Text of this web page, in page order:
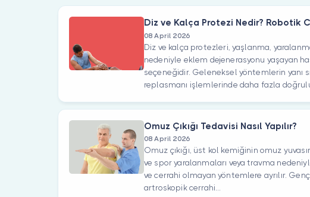
Diz ve Kalça Protezi Nedir? Robotik
08 April 2026
Diz ve kalça protezleri, yaşlanma,
nedeniyle eklem dejenerasyonu yaşayan
seçeneğidir. Geleneksel yöntemlerin yanı
replasmanı işlemlerinde daha fazla
Omuz Çıkığı Tedavisi Nasıl Yapılır?
08 April 2026
Omuz çıkığı, üst kol kemiğinin omuz
ve spor yaralanmaları veya travma
ve cerrahi olmayan yöntemlere ayrılır.
artroskopik cerrahi...